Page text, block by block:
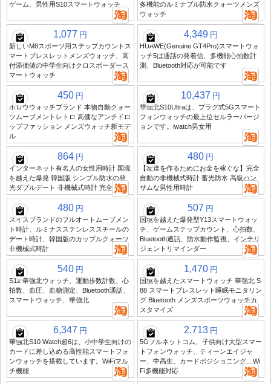
ゲーム、男性用S10スマートウォッチ
多機能のルミナブル防水クォーツメンズ
ウォッチ
1,077 円
新しいM8スポーツ用ステップカウントス
マートブレスレットメンズウォッチ、高
付添価値の中学生向けクロスボーダース
マートウォッチ
4,349 円
HUAWE(Genuine GT4Pro)スマートウォ
ッチ5は通話の発着信、多機能心拍数計
測、Bluetooth対応が可能です
450 円
ホロウウォッチブランド 本物自動クォー
ツムーブメントレトロ 高価なアンチドロ
ップファッション メンズウォッチ新モデ
ル
10,437 円
華強北S10Ultraは、プラグ式5Gスマート
フォンウォッチの最上位セルラーバージ
ョンです。iwatch男女用
864 円
インターネット有名人の女性用時計 国境
を越えた爆発 韓国版 シンプル防水の発
光ダブルデート 非機械式時計 完全自動
480 円
【友達を作るためにお金を稼ぐな】完全
自動の非機械式時計 蓄光防水 高級ハン
サムな男性用時計
480 円
スイスブランドのフルオートムーブメン
ト時計、ルミナスステンレススチールの
デート時計、韓国版のカップルクォーツ
非機械式時計
507 円
国境を越えた爆発型Y13スマートウォッ
チ、ゲームステップカウント、心拍数、
Bluetooth通話、防水動作監視、インテリ
ジェントリマインダー
540 円
S12 華強北ウォッチ、運動歩数計数、心
拍数、血圧、血糖測定、Bluetooth通話、
スマートウォッチ、華強北
1,470 円
国境を越えたスマートウォッチ 華強北 S
88 スマートブレスレット睡眠モニタリン
グ Bluetooth メンズスポーツウォッチカ
スタマイズ
6,347 円
華強北S10 Watch超6は、小中学生向けの
カードに差し込める高性能スマートフォ
ンウォッチを搭載しています。WiFiマル
チ機能
2,713 円
5Gフルネットコム、子供向け大型スマー
トフォンウォッチ、ティーンエイジャ
ー、中高生、カードポジショニング、Wi
Fi多機能対応